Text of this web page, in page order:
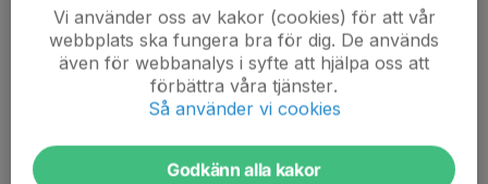
Vi använder oss av kakor (cookies) för att vår
webbplats ska fungera bra för dig. De används
även för webbanalys i syfte att hjälpa oss att
förbättra våra tjänster.
Så använder vi cookies
Godkänn alla kakor